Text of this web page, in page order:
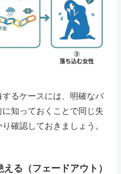
るケースには、明確なパ
知っておくことで同じ失
確認しておきましょう。
る（フェードアウト）